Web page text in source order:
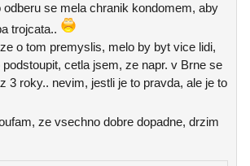
odberu se mela chranik kondomem, aby
trojcata..
o tom premyslis, melo by byt vice lidi,
cetla jsem, ze napr. v Brne se
3 roky.. nevim, jestli je to pravda, ale je to
ze vsechno dobre dopadne, drzim